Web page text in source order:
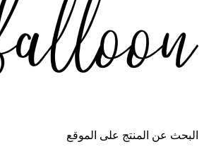
البحث عن المنتج على الموقع